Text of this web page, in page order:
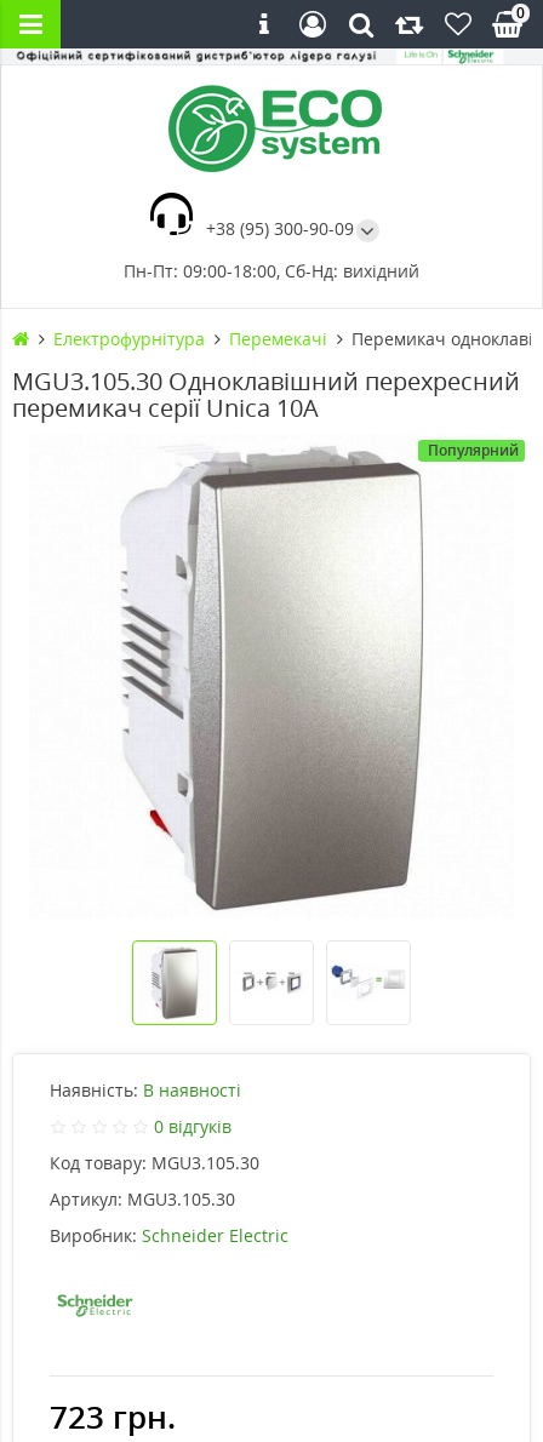
+38 (95) 300-90-09
Пн-Пт: 09:00-18:00, Сб-Нд: вихідний
0
Електрофурнітура Перемекачі Перемикач
MGU3.105.30 Одноклавішний перехресний
перемикач серії Unica 10А
Популярний
Наявність: В наявності
0 відгуків
Код товару: MGU3.105.30
Артикул: MGU3.105.30
Виробник: Schneider Electric
723 грн.